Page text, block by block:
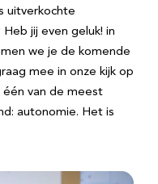
uitverkochte
jij even geluk! in
we je de komende
mee in onze kijk op
één van de meest
autonomie. Het is